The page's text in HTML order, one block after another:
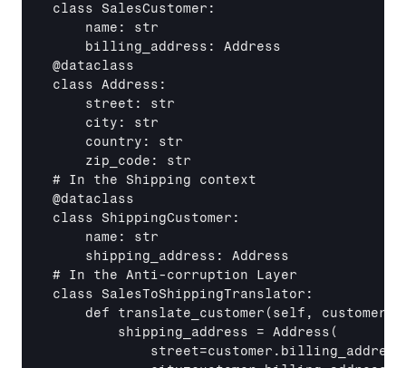
class SalesCustomer:
    name: str
    billing_address: Address
@dataclass
class Address:
    street: str
    city: str
    country: str
    zip_code: str
# In the Shipping context
@dataclass
class ShippingCustomer:
    name: str
    shipping_address: Address
# In the Anti-corruption Layer
class SalesToShippingTranslator:
    def translate_customer(self, customer):
        shipping_address = Address(